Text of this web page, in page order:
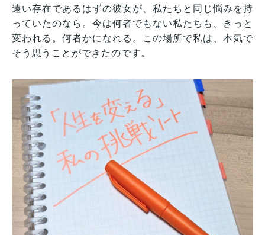
遠い存在であるはずの彼女が、私たちと同じ悩みを持
っていたのなら。今は何者でもない私たちも、きっと
変われる。何者かになれる。この場所で私は、本気で
そう思うことができたのです。